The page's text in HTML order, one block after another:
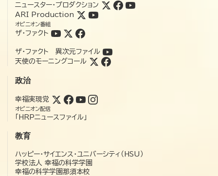
ニュースター・プロダクション
ARI Production
オピニオン番組
ザ・ファクト
ザ・ファクト 異次元ファイル
天使のモーニングコール
政治
幸福実現党
オピニオン配信
「HRPニュースファイル」
教育
ハッピー・サイエンス・ユニバーシティ（HSU）
学校法人 幸福の科学学園
幸福の科学学園那須本校